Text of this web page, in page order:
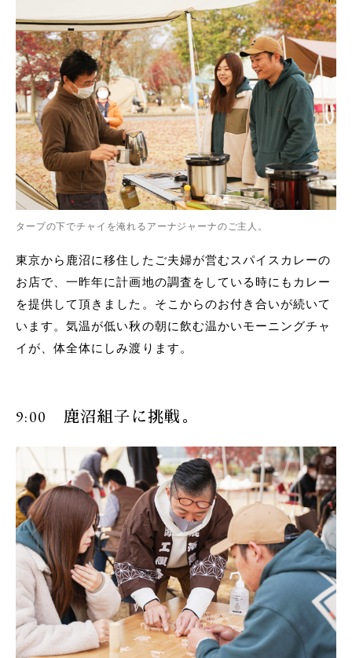
タープの下でチャイを淹れるアーナジャーナのご主人。
東京から鹿沼に移住したご夫婦が営むスパイスカレーの
お店で、一昨年に計画地の調査をしている時にもカレー
を提供して頂きました。そこからのお付き合いが続いて
います。気温が低い秋の朝に飲む温かいモーニングチャ
イが、体全体にしみ渡ります。
9:00 鹿沼組子に挑戦。